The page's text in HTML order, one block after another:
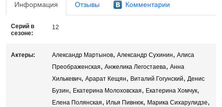
Информация Отзывы Комментарии
Серий в
сезоне:
12
Актеры: Александр Мартынов, Александр Сухинин, Алиса
Преображенская, Анжелика Легостаева, Анна
Хилькевич, Арарат Кещян, Виталий Гогунский, Денис
Бузин, Екатерина Молоховская, Екатерина Хомчук,
Елена Полянская, Илья Пивнюк, Марика Сихарулидзе,